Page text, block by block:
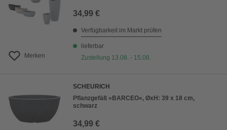
Merken
34,99 €
Verfügbarkeit im Markt prüfen
lieferbar
Zustellung 13.08. - 15.08.
SCHEURICH
Pflanzgefäß »BARCEO«, ØxH: 39 x 18 cm,
schwarz
34,99 €